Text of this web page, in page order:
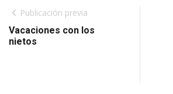
Publicación previa
Vacaciones con los
nietos